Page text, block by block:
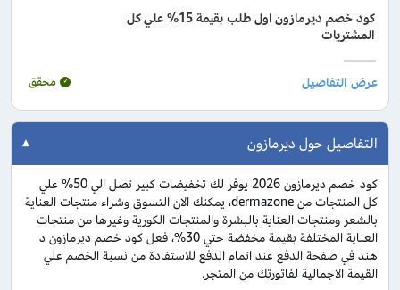
كود خصم ديرمازون اول طلب بقيمة 15% علي كل
المشتريات
محقق
التفاصيل حول ديرمازون
كود خصم ديرمازون 2026 يوفر لك تخفيضات كبير تصل الي 50% علي
كل المنتجات من dermazone، يمكنك الان التسوق وشراء منتجات العناية
بالشعر ومنتجات العناية بالبشرة والمنتجات الكورية وغيرها من منتجات
العناية المختلفة بقيمة مخفضة حتي 30%، فعل كود خصم ديرمازون د
هند في صفحة الدفع عند اتمام الدفع للاستفادة من نسبة الخصم علي
القيمة الاجمالية لفاتورتك من المتجر.